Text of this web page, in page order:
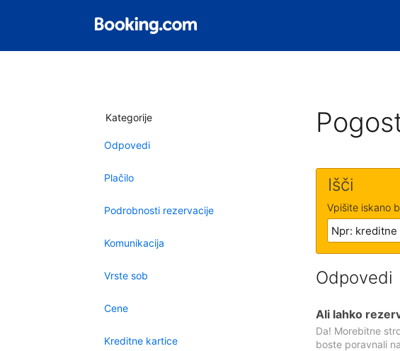
Kategorije
Odpovedi
Plačilo
Podrobnosti rezervacije
Komunikacija
Vrste sob
Cene
Kreditne kartice
Išči
Vpišite iskano
Odpovedi
Ali lahko
Da! Morebitne
boste poravnali